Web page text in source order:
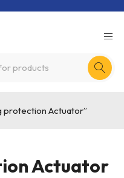
Actuator
protection Actuator”